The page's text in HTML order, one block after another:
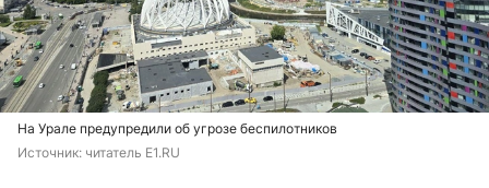
На Урале предупредили об угрозе беспилотников
Источник: читатель E1.RU